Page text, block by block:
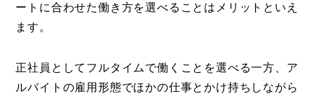
ートに合わせた働き方を選べることはメリットといえ
ます。
正社員としてフルタイムで働くことを選べる一方、ア
ルバイトの雇用形態でほかの仕事とかけ持ちしながら